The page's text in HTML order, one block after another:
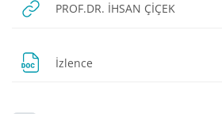
PROF.DR. İHSAN ÇİÇEK
İzlence